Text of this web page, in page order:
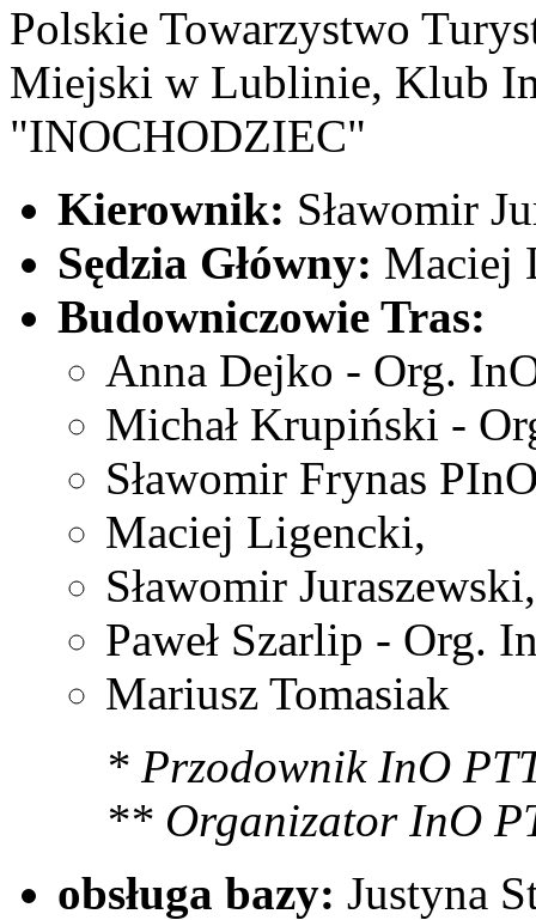
Polskie Towarzystwo
Miejski w Lublinie, Klub
"INOCHODZIEC"
Kierownik: Sławomir
Sędzia Główny: Maciej
Budowniczowie Tras:
Anna Dejko - Org.
Michał Krupiński -
Sławomir Frynas
Maciej Ligencki,
Sławomir Juraszewski,
Paweł Szarlip - Org.
Mariusz Tomasiak
* Przodownik InO
** Organizator InO
obsługa bazy: Justyna